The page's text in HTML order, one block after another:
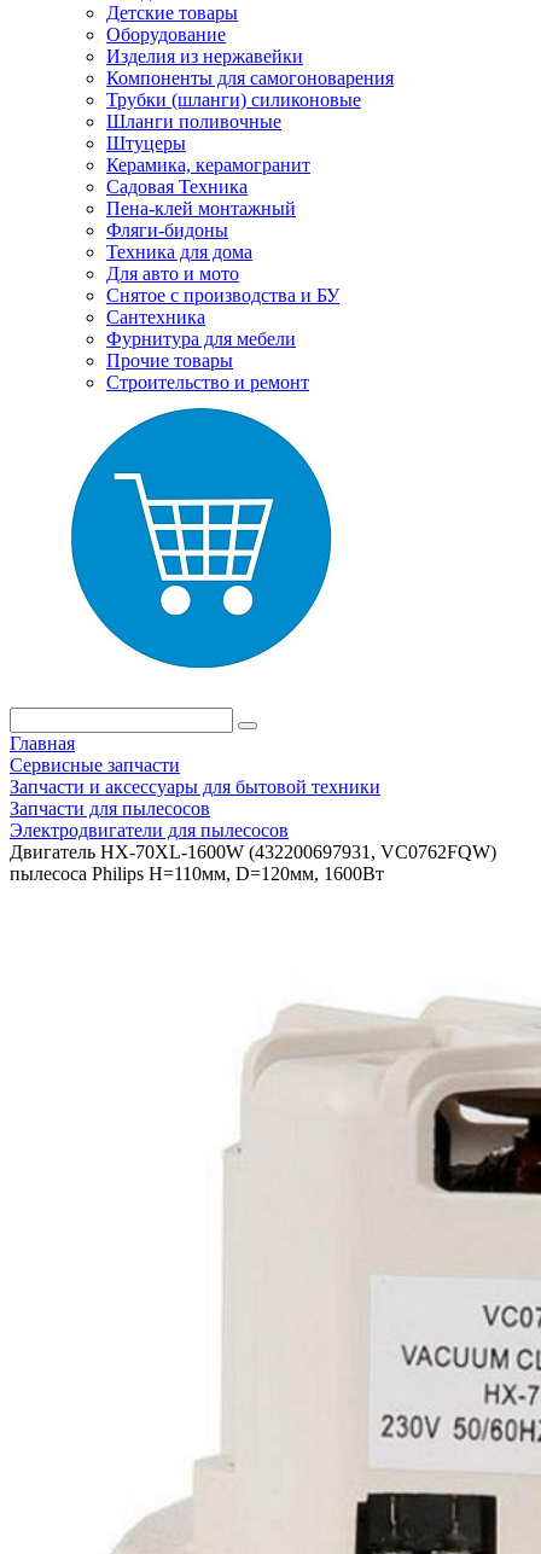
Детские товары
Оборудование
Изделия из нержавейки
Компоненты для самогоноварения
Трубки (шланги) силиконовые
Шланги поливочные
Штуцеры
Керамика, керамогранит
Садовая Техника
Пена-клей монтажный
Фляги-бидоны
Техника для дома
Для авто и мото
Снятое с производства и БУ
Сантехника
Фурнитура для мебели
Прочие товары
Строительство и ремонт
Главная
Сервисные запчасти
Запчасти и аксессуары для бытовой техники
Запчасти для пылесосов
Электродвигатели для пылесосов
Двигатель HX-70XL-1600W (432200697931, VC0762FQW)
пылесоса Philips H=110мм, D=120мм, 1600Вт